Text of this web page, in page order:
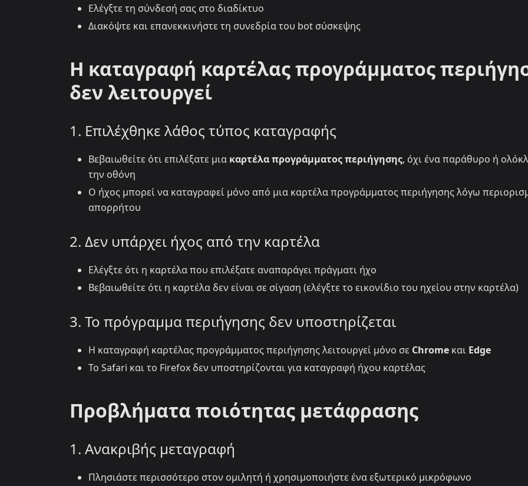
Ελέγξτε τη σύνδεσή σας στο διαδίκτυο
Διακόψτε και επανεκκινήστε τη συνεδρία του bot σύσκεψης
Η καταγραφή καρτέλας προγράμματος
δεν λειτουργεί
1. Επιλέχθηκε λάθος τύπος καταγραφής
Βεβαιωθείτε ότι επιλέξατε μια καρτέλα προγράμματος περιήγησης, όχι ένα παράθυρο ή
την οθόνη
Ο ήχος μπορεί να καταγραφεί μόνο από μια καρτέλα προγράμματος περιήγησης λόγω
απορρήτου
2. Δεν υπάρχει ήχος από την καρτέλα
Ελέγξτε ότι η καρτέλα που επιλέξατε αναπαράγει πράγματι ήχο
Βεβαιωθείτε ότι η καρτέλα δεν είναι σε σίγαση (ελέγξτε το εικονίδιο του ηχείου στην καρτέλα)
3. Το πρόγραμμα περιήγησης δεν υποστηρίζεται
Η καταγραφή καρτέλας προγράμματος περιήγησης λειτουργεί μόνο σε Chrome και Edge
Το Safari και το Firefox δεν υποστηρίζονται για καταγραφή ήχου καρτέλας
Προβλήματα ποιότητας μετάφρασης
1. Ανακριβής μεταγραφή
Πλησιάστε περισσότερο στον ομιλητή ή χρησιμοποιήστε ένα εξωτερικό μικρόφωνο